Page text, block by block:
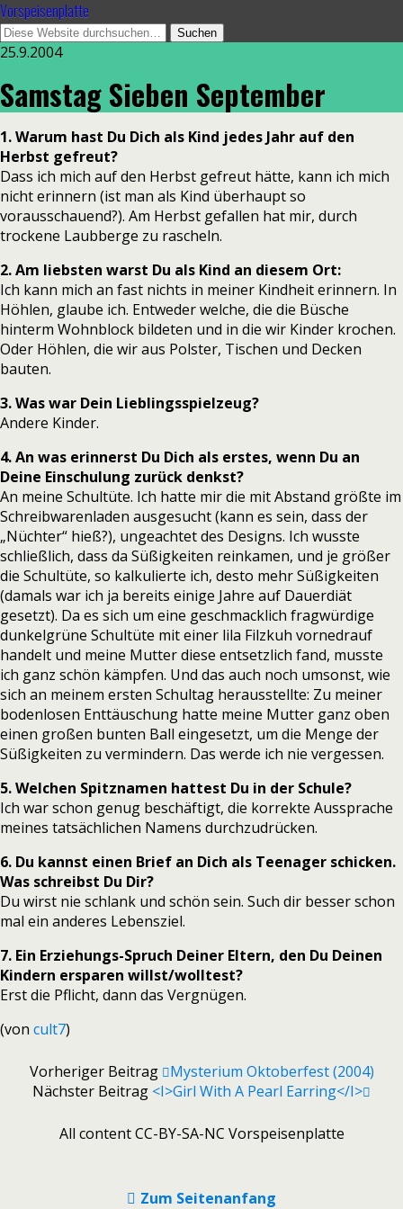
Vorspeisenplatte
25.9.2004
Samstag Sieben September
1. Warum hast Du Dich als Kind jedes Jahr auf den
Herbst gefreut?
Dass ich mich auf den Herbst gefreut hätte, kann ich mich
nicht erinnern (ist man als Kind überhaupt so
vorausschauend?). Am Herbst gefallen hat mir, durch
trockene Laubberge zu rascheln.
2. Am liebsten warst Du als Kind an diesem Ort:
Ich kann mich an fast nichts in meiner Kindheit erinnern. In
Höhlen, glaube ich. Entweder welche, die die Büsche
hinterm Wohnblock bildeten und in die wir Kinder krochen.
Oder Höhlen, die wir aus Polster, Tischen und Decken
bauten.
3. Was war Dein Lieblingsspielzeug?
Andere Kinder.
4. An was erinnerst Du Dich als erstes, wenn Du an
Deine Einschulung zurück denkst?
An meine Schultüte. Ich hatte mir die mit Abstand größte im
Schreibwarenladen ausgesucht (kann es sein, dass der
„Nüchter“ hieß?), ungeachtet des Designs. Ich wusste
schließlich, dass da Süßigkeiten reinkamen, und je größer
die Schultüte, so kalkulierte ich, desto mehr Süßigkeiten
(damals war ich ja bereits einige Jahre auf Dauerdiät
gesetzt). Da es sich um eine geschmacklich fragwürdige
dunkelgrüne Schultüte mit einer lila Filzkuh vornedrauf
handelt und meine Mutter diese entsetzlich fand, musste
ich ganz schön kämpfen. Und das auch noch umsonst, wie
sich an meinem ersten Schultag herausstellte: Zu meiner
bodenlosen Enttäuschung hatte meine Mutter ganz oben
einen großen bunten Ball eingesetzt, um die Menge der
Süßigkeiten zu vermindern. Das werde ich nie vergessen.
5. Welchen Spitznamen hattest Du in der Schule?
Ich war schon genug beschäftigt, die korrekte Aussprache
meines tatsächlichen Namens durchzudrücken.
6. Du kannst einen Brief an Dich als Teenager schicken.
Was schreibst Du Dir?
Du wirst nie schlank und schön sein. Such dir besser schon
mal ein anderes Lebensziel.
7. Ein Erziehungs-Spruch Deiner Eltern, den Du Deinen
Kindern ersparen willst/wolltest?
Erst die Pflicht, dann das Vergnügen.
(von cult7)
Vorheriger Beitrag
Mysterium Oktoberfest (2004)
Nächster Beitrag <i>Girl With A Pearl Earring</i>
All content CC-BY-SA-NC Vorspeisenplatte
Zum Seitenanfang